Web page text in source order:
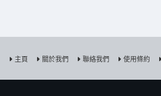
主頁 關於我們 聯絡我們 使用條約